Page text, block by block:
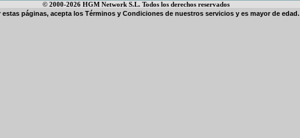
© 2000-2026 HGM Network S.L. Todos los derechos reservados
estas páginas, acepta los Términos y Condiciones de nuestros servicios y es mayor de edad.